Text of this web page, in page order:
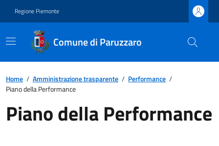
Regione Piemonte
Comune di Paruzzaro
Home / Amministrazione trasparente / Performance /
Piano della Performance
Piano della Performance